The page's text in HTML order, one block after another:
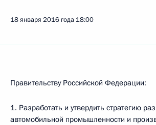
18 января 2016 года 18:00
Правительству Российской Федерации:
1. Разработать и утвердить стратегию
автомобильной промышленности и